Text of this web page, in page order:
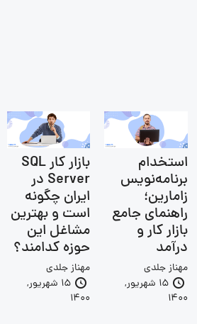
بازار کار SQL
Server در
ایران چگونه
است و بهترین
مشاغل این
حوزه کدامند؟
مهناز جلدی
15 شهریور,
1400
استخدام
برنامه‌نویس
زامارین؛
راهنمای جامع
بازار کار و
درآمد
مهناز جلدی
15 شهریور,
1400